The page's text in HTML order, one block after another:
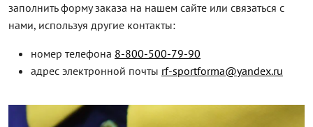
заполнить форму заказа на нашем сайте или связаться с
нами, используя другие контакты:
номер телефона 8-800-500-79-90
адрес электронной почты rf-sportforma@yandex.ru